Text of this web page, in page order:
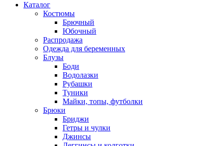
Каталог
Костюмы
Брючный
Юбочный
Распродажа
Одежда для беременных
Блузы
Боди
Водолазки
Рубашки
Туники
Майки, топы, футболки
Брюки
Бриджи
Гетры и чулки
Джинсы